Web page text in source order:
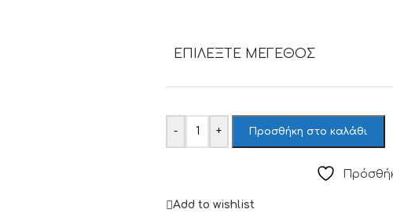
ΕΠΙΛΈΞΤΕ ΜΈΓΕΘΟΣ
- + Προσθήκη στο καλάθι
Add to wishlist